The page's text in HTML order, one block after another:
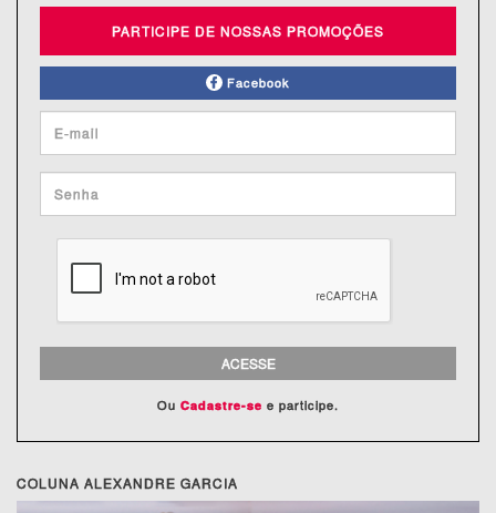
PARTICIPE DE NOSSAS PROMOÇÕES
Facebook
ACESSE
Ou Cadastre-se e participe.
COLUNA ALEXANDRE GARCIA